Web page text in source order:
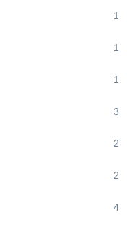
1
1
1
3
2
2
4